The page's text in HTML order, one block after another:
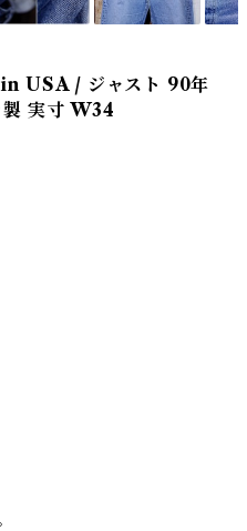
USA / ジャスト 90年
製 実寸 W34